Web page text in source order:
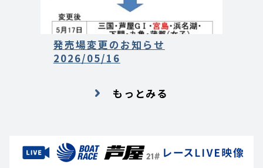
発売場変更のお知らせ
2026/05/16
もっとみる